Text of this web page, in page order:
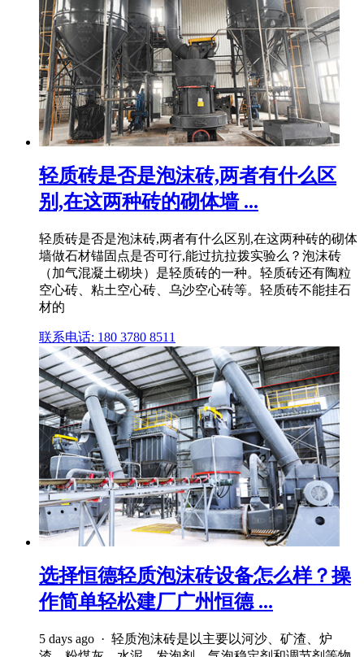
轻质砖是否是泡沫砖,两者有什么区
别,在这两种砖的砌体墙 ...
轻质砖是否是泡沫砖,两者有什么区别,在这两种砖的砌体
墙做石材锚固点是否可行,能过抗拉拨实验么？泡沫砖
（加气混凝土砌块）是轻质砖的一种。轻质砖还有陶粒
空心砖、粘土空心砖、乌沙空心砖等。轻质砖不能挂石
材的
联系电话: 180 3780 8511
选择恒德轻质泡沫砖设备怎么样？操
作简单轻松建厂广州恒德 ...
5 days ago · 轻质泡沫砖是以主要以河沙、矿渣、炉